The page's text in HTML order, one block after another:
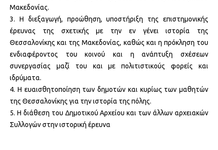
Μακεδονίας.
Η διεξαγωγή, προώθηση, υποστήριξη της επιστημονικής
έρευνας της σχετικής με την εν γένει ιστορία της
Θεσσαλονίκης και της Μακεδονίας, καθώς και η πρόκληση του
ενδιαφέροντος του κοινού και η ανάπτυξη σχέσεων
συνεργασίας μαζί του και με πολιτιστικούς φορείς και
ιδρύματα.
Η ευαισθητοποίηση των δημοτών και κυρίως των μαθητών
της Θεσσαλονίκης για την ιστορία της πόλης.
Η διάθεση του Δημοτικού Αρχείου και των άλλων αρχειακών
Συλλογών στην ιστορική έρευνα